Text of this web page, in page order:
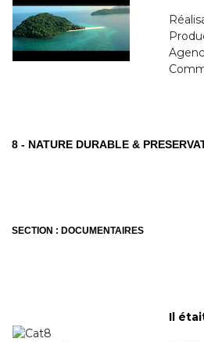
8 - NATURE DURABLE &
SECTION : DOCUMENTAIRES
Il